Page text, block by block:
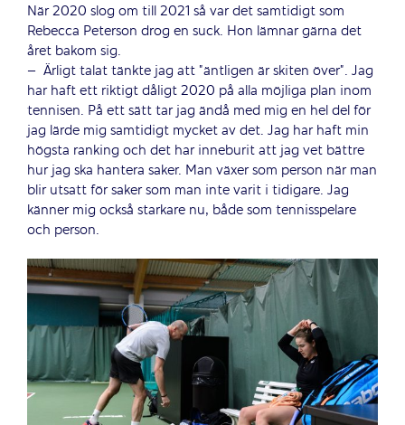
När 2020 slog om till 2021 så var det samtidigt som
Rebecca Peterson drog en suck. Hon lämnar gärna det
året bakom sig.
– Ärligt talat tänkte jag att ”äntligen är skiten över”. Jag
har haft ett riktigt dåligt 2020 på alla möjliga plan inom
tennisen. På ett sätt tar jag ändå med mig en hel del för
jag lärde mig samtidigt mycket av det. Jag har haft min
högsta ranking och det har inneburit att jag vet bättre
hur jag ska hantera saker. Man växer som person när man
blir utsatt för saker som man inte varit i tidigare. Jag
känner mig också starkare nu, både som tennisspelare
och person.